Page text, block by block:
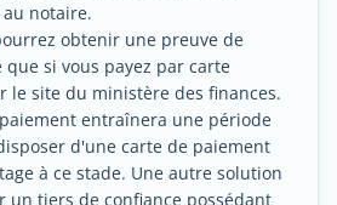
notaire.
obtenir une preuve de
si vous payez par carte
le site du ministère des finances.
entraînera une période
d'une carte de paiement
à ce stade. Une autre solution
un tiers de confiance possédant